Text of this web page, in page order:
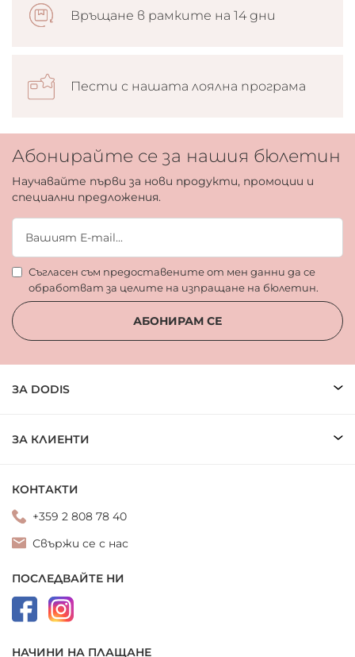
Връщане в рамките на 14 дни
Пести с нашата лоялна програма
Абонирайте се за нашия бюлетин
Научавайте първи за нови продукти, промоции и
специални предложения.
Съгласен съм предоставените от мен данни да се
обработват за целите на изпращане на бюлетин.
АБОНИРАМ СЕ
ЗА DODIS
ЗА КЛИЕНТИ
КОНТАКТИ
+359 2 808 78 40
Свържи се с нас
ПОСЛЕДВАЙТЕ НИ
НАЧИНИ НА ПЛАЩАНЕ